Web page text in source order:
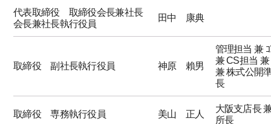
代表取締役 取締役会長兼社長
会長兼社長執行役員
田中 康典
取締役 副社長執行役員 神原 賴男
管理担当 兼 ｺ
兼 CS担当
兼 株式公開
長
取締役 専務執行役員 美山 正人
大阪支店長
所長